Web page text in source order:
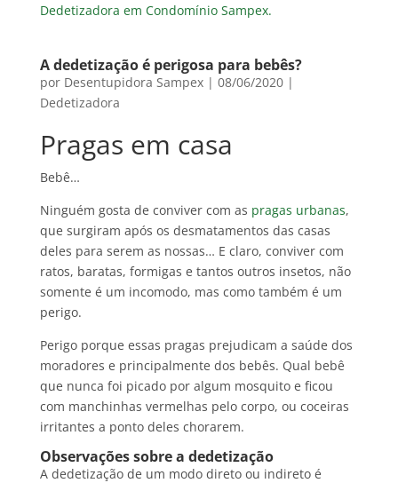
Dedetizadora em Condomínio Sampex.
A dedetização é perigosa para bebês?
por Desentupidora Sampex| 08/06/2020|
Dedetizadora
Pragas em casa
Bebê…
Ninguém gosta de conviver com as pragas urbanas,
que surgiram após os desmatamentos das casas
deles para serem as nossas… E claro, conviver com
ratos, baratas, formigas e tantos outros insetos, não
somente é um incomodo, mas como também é um
perigo.
Perigo porque essas pragas prejudicam a saúde dos
moradores e principalmente dos bebês. Qual bebê
que nunca foi picado por algum mosquito e ficou
com manchinhas vermelhas pelo corpo, ou coceiras
irritantes a ponto deles chorarem.
Observações sobre a dedetização
A dedetização de um modo direto ou indireto é